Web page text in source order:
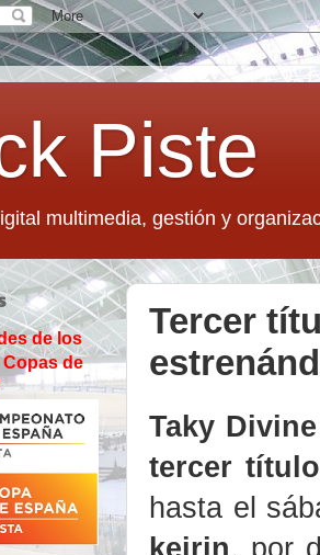
Piste
multimedia, gestión y
Tercer
Taky
tercer
hasta el
keirin, por
de los
de